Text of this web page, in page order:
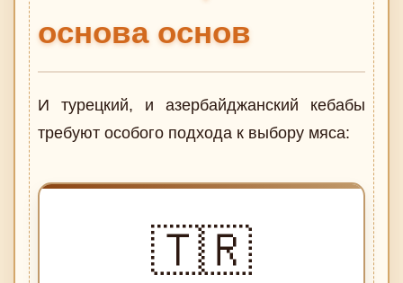
основа основ
И турецкий, и азербайджанский кебабы
требуют особого подхода к выбору мяса:
🇹🇷